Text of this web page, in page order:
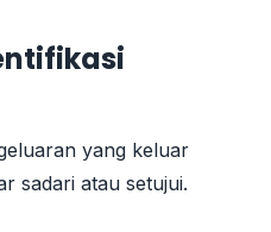
yang keluar
sadari atau setujui.